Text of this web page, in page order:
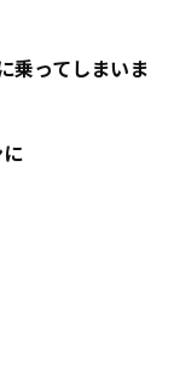
乗ってしまいま